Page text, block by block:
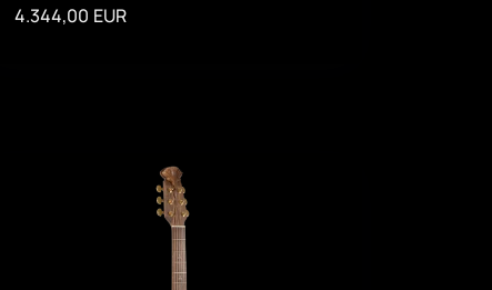
4.344,00 EUR